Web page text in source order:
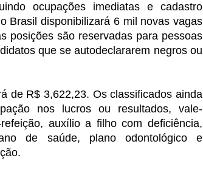
ocupações imediatas e cadastro
Brasil disponibilizará 6 mil novas vagas
posições são reservadas para pessoas
que se autodeclararem negros ou
de R$ 3,622,23. Os classificados ainda
nos lucros ou resultados, vale-
auxílio a filho com deficiência,
de saúde, plano odontológico e